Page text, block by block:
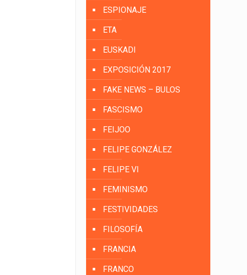
ESPIONAJE
ETA
EUSKADI
EXPOSICIÓN 2017
FAKE NEWS – BULOS
FASCISMO
FEIJOO
FELIPE GONZÁLEZ
FELIPE VI
FEMINISMO
FESTIVIDADES
FILOSOFÍA
FRANCIA
FRANCO